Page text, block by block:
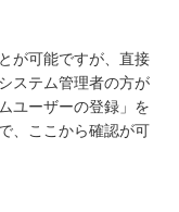
が可能ですが、直接
ステム管理者の方が
ユーザーの登録」を
、ここから確認が可